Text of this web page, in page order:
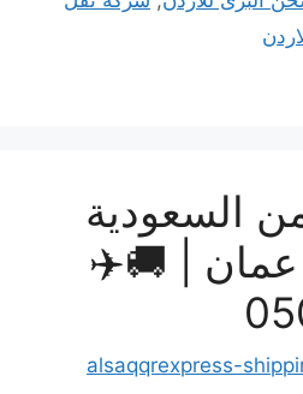
| 🚚✈️
alsaqqrexpress-